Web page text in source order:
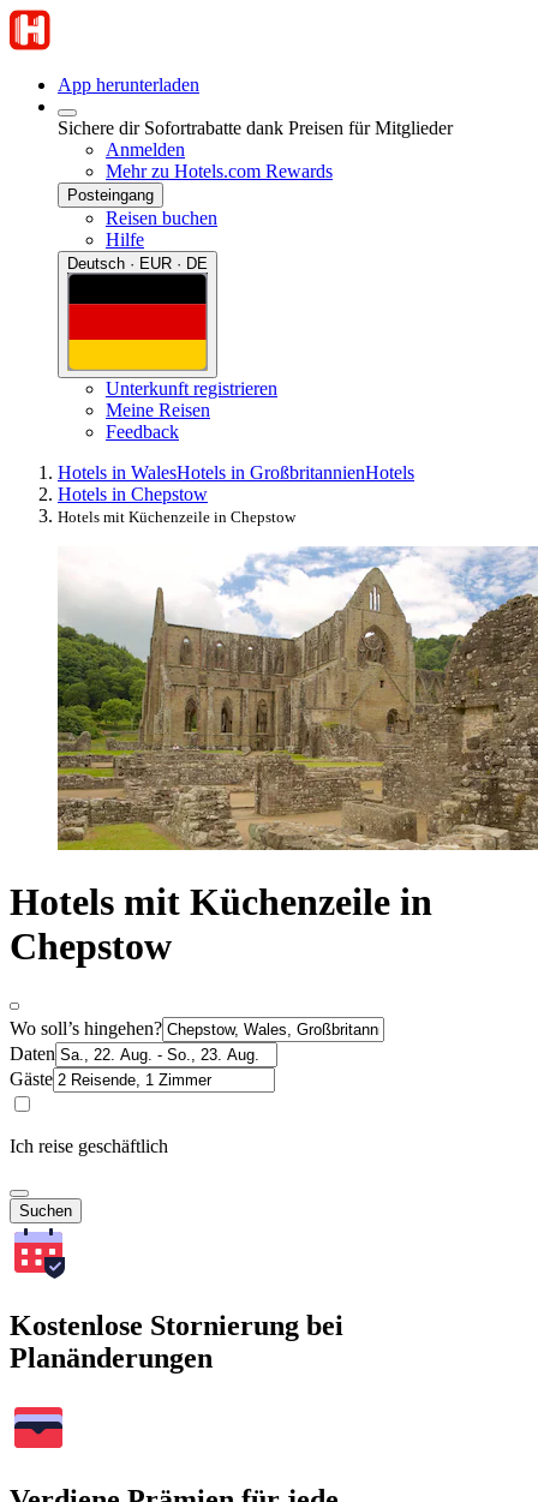
App herunterladen
Sichere dir Sofortrabatte dank Preisen für Mitglieder
Anmelden
Mehr zu Hotels.com Rewards
Posteingang
Reisen buchen
Hilfe
Deutsch · EUR · DE
Unterkunft registrieren
Meine Reisen
Feedback
Hotels in WalesHotels in GroßbritannienHotels
Hotels in Chepstow
Hotels mit Küchenzeile in Chepstow
Hotels mit Küchenzeile in
Chepstow
Wo soll’s hingehen?
Daten
Gäste
Ich reise geschäftlich
Suchen
Kostenlose Stornierung bei
Planänderungen